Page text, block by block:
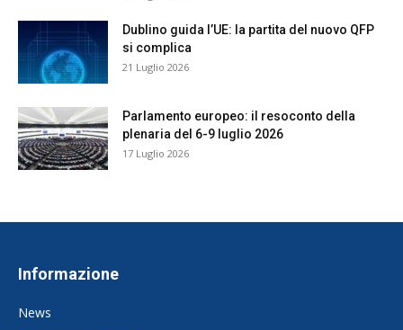
Dublino guida l’UE: la partita del nuovo QFP
si complica
21 Luglio 2026
Parlamento europeo: il resoconto della
plenaria del 6-9 luglio 2026
17 Luglio 2026
Informazione
News